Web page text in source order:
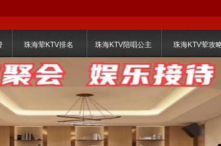
珠海荤KTV排名 珠海KTV陪唱公主 珠海KTV荤攻